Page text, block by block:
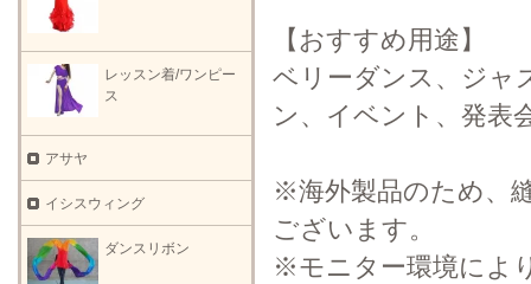
【おすすめ用途】
ベリーダンス、ジャ
ン、イベント、発表
※海外製品のため、
ございます。
※モニター環境によ
レッスン着/ワンピー
ス
アサヤ
イシスウィング
ダンスリボン